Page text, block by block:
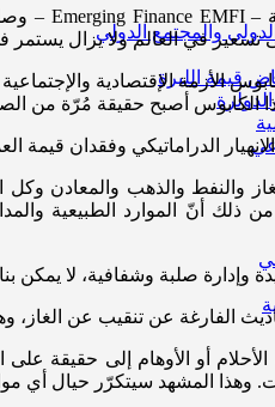
والمجتمع الدولي
قيمة الليرة
تسعير في العالم ولا يزال يستمر
الأزمة الإقتصادية
الكابوس أصبح حقيقة مُرّة من
الدراماتيكي وفقدان قيمة
والنفط والذهب والمعادن
من ذلك أنّ الموارد الطبيعية
صلبة وشفافية، لا يمكن
الفارغة عن تنقيب عن
أو الأوهام إلى حقيقة على
وهذا المشهد سيتكرّر حيال أي